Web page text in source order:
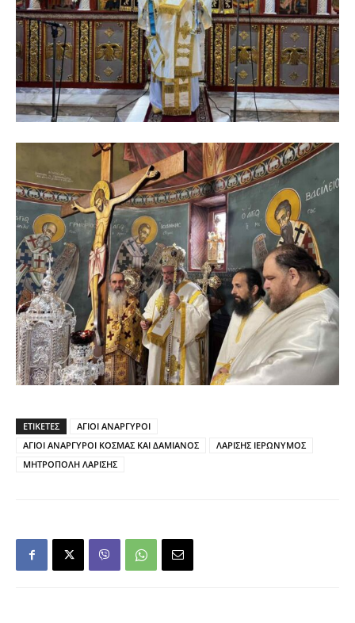
ΕΤΙΚΕΤΕΣ
ΑΓΙΟΙ ΑΝΑΡΓΥΡΟΙ
ΑΓΙΟΙ ΑΝΑΡΓΥΡΟΙ ΚΟΣΜΑΣ ΚΑΙ ΔΑΜΙΑΝΟΣ
ΛΑΡΙΣΗΣ ΙΕΡΩΝΥΜΟΣ
ΜΗΤΡΟΠΟΛΗ ΛΑΡΙΣΗΣ